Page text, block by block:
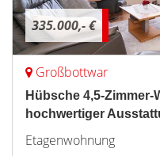
335.000,- €
Großbottwar
Hübsche 4,5-
hochwertiger
Etagenwohnung